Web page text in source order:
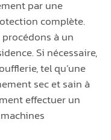
par une
complète.
à un
Si nécessaire,
tel qu’une
sec et sain à
effectuer un